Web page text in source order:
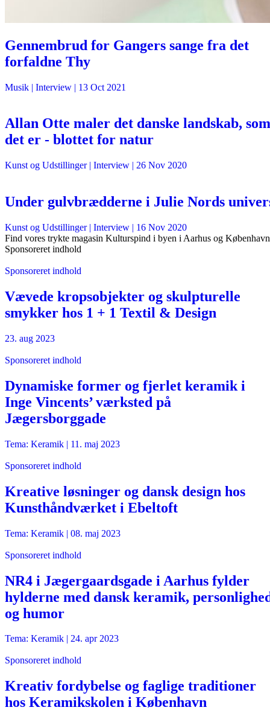
Gennembrud for Gangers sange fra det
forfaldne Thy
Musik | Interview | 13 Oct 2021
Allan Otte maler det danske landskab, som
det er - blottet for natur
Kunst og Udstillinger| Interview | 26 Nov 2020
Under gulvbrædderne i Julie Nords
Kunst og Udstillinger| Interview | 16 Nov 2020
Find vores trykte magasin Kulturspind i byen i Aarhus og København
Sponsoreret indhold
Sponsoreret indhold
Vævede kropsobjekter og skulpturelle
smykker hos 1 + 1 Textil & Design
23. aug 2023
Sponsoreret indhold
Dynamiske former og fjerlet keramik i
Inge Vincents’ værksted på
Jægersborggade
Tema: Keramik | 11. maj 2023
Sponsoreret indhold
Kreative løsninger og dansk design hos
Kunsthåndværket i Ebeltoft
Tema: Keramik | 08. maj 2023
Sponsoreret indhold
NR4 i Jægergaardsgade i Aarhus fylder
hylderne med dansk keramik,
og humor
Tema: Keramik | 24. apr 2023
Sponsoreret indhold
Kreativ fordybelse og faglige traditioner
hos Keramikskolen i København